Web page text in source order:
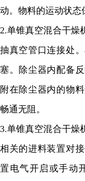
动。物料的运动状态
2.单锥真空混合干燥
抽真空管口连接处
塞。除尘器内配备
附在除尘器内的物
畅通无阻。
3.单锥真空混合干燥
相关的进料装置对
置电气开启或手动